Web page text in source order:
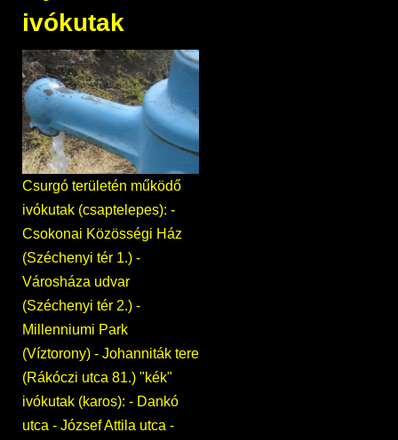
ivókutak
Csurgó területén működő
ivókutak (csaptelepes): -
Csokonai Közösségi Ház
(Széchenyi tér 1.) -
Városháza udvar
(Széchenyi tér 2.) -
Millenniumi Park
(Víztorony) - Johanniták tere
(Rákóczi utca 81.) "kék"
ivókutak (karos): - Dankó
utca - József Attila utca -